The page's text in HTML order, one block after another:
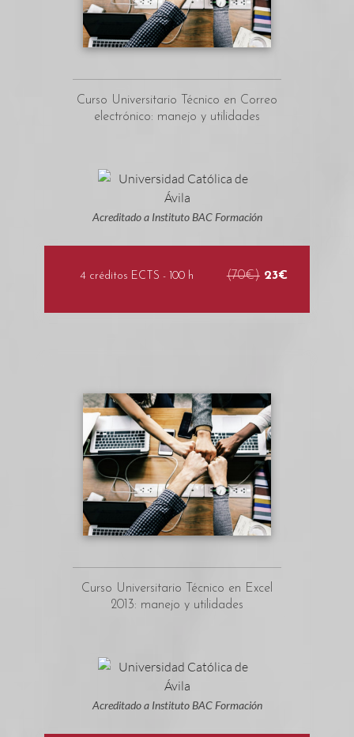
Curso Universitario Técnico en Correo
electrónico: manejo y utilidades
Acreditado a Instituto BAC Formación
4 créditos ECTS - 100 h (70€) 23€
Curso Universitario Técnico en Excel
2013: manejo y utilidades
Acreditado a Instituto BAC Formación